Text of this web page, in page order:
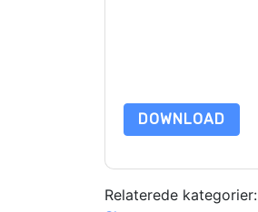
DOWNLOAD
Relaterede kategorier: